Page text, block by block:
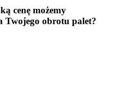
cenę możemy
Twojego obrotu palet?